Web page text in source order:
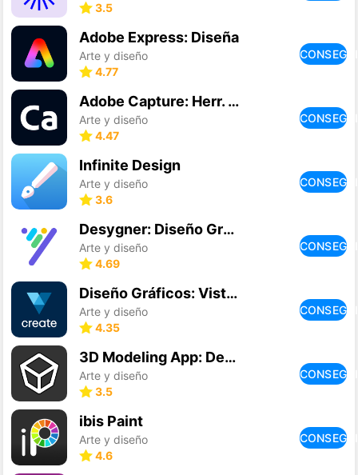
3.5
Adobe Express: Diseña
Arte y diseño
4.77
Adobe Capture: Herr. de Ps, Ai
Arte y diseño
4.47
Infinite Design
Arte y diseño
3.6
Desygner: Diseño Gráfico Fácil
Arte y diseño
4.69
Diseño Gráficos: VistaCreate
Arte y diseño
4.35
3D Modeling App: Desenho 3D
Arte y diseño
3.5
ibis Paint
Arte y diseño
4.6